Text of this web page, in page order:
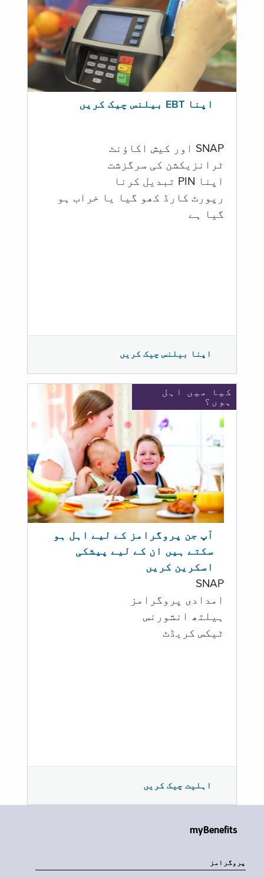
اپنا EBT بیلنس چیک کریں
SNAP اور کیش اکاؤنٹ
ٹرانزیکشن کی سرگزشت
اپنا PIN تبدیل کرنا
رپورٹ کارڈ کھو گیا یا خراب ہو
گيا ہے
اپنا بیلنس چیک کریں
کیا میں اہل
ہوں؟
آپ جن پروگرامز کے لیے اہل ہو
سکتے ہیں ان کے لیے پیشکی
اسکرین کریں
SNAP
امدادی پروگرامز
‏ہیلتھ انشورنس
ٹیکس کریڈٹ
اہلیت چیک کریں
myBenefits
پروگرامز